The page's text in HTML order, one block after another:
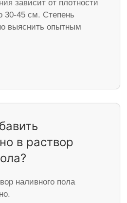
зависит от плотности
30-45 см. Степень
выяснить опытным
в раствор
наливного пола